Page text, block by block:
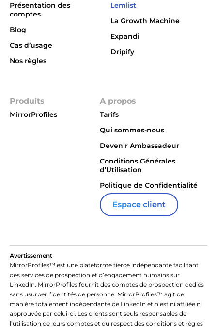
Présentation des
comptes
Blog
Cas d’usage
Nos règles
Lemlist
La Growth Machine
Expandi
Dripify
Produits
MirrorProfiles
A propos
Tarifs
Qui sommes-nous
Devenir Ambassadeur
Conditions Générales
d’Utilisation
Politique de Confidentialité
Espace client
Avertissement
MirrorProfiles™ est une plateforme tierce indépendante facilitant
des services de prospection et d’engagement humains sur
LinkedIn. MirrorProfiles fournit des comptes de prospection dediés
sans usurper l’identités de personne. MirrorProfiles™ agit de
manière totalement indépendante de LinkedIn et n’est ni affiliée ni
approuvée par celui-ci. Les clients sont seuls responsables de
l’utilisation de leurs comptes et du respect des conditions et règles